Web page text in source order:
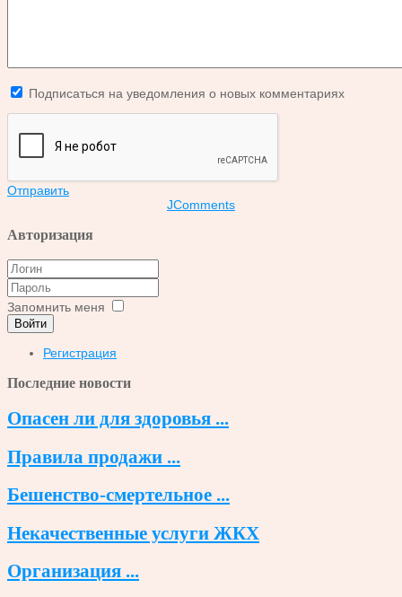
Подписаться на уведомления о новых комментариях
Отправить
JComments
Авторизация
Запомнить меня
Войти
Регистрация
Последние новости
Опасен ли для здоровья ...
Правила продажи ...
Бешенство-смертельное ...
Некачественные услуги ЖКХ
Организация ...